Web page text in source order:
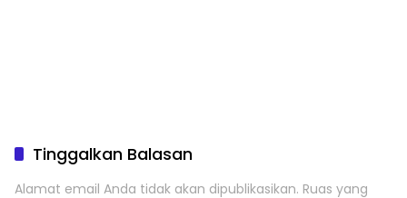
Tinggalkan Balasan
Alamat email Anda tidak akan dipublikasikan. Ruas yang